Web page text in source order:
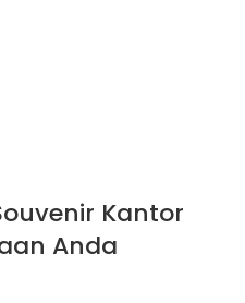
Kantor
Anda